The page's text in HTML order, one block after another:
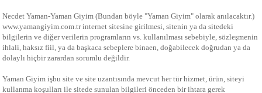
Necdet Yaman-Yaman Giyim (Bundan böyle "Yaman Giyim" olarak anılacaktır.)
www.yamangiyim.com.tr internet sitesine girilmesi, sitenin ya da sitedeki
bilgilerin ve diğer verilerin programların vs. kullanılması sebebiyle, sözleşmenin
ihlali, haksız fiil, ya da başkaca sebeplere binaen, doğabilecek doğrudan ya da
dolaylı hiçbir zarardan sorumlu değildir.
Yaman Giyim işbu site ve site uzantısında mevcut her tür hizmet, ürün, siteyi
kullanma koşulları ile sitede sunulan bilgileri önceden bir ihtara gerek